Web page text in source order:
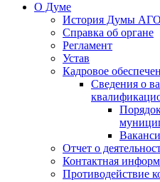
О Думе
История Думы АГО
Справка об органе
Регламент
Устав
Кадровое
Сведения о
Отчет о
Контактная
Противодействие